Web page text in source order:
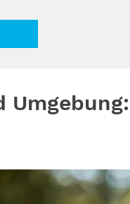
Umgebung: